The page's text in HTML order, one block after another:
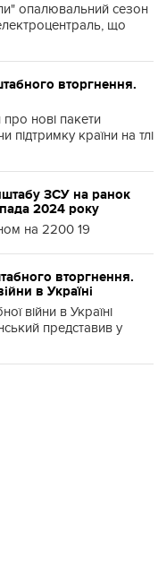
опалювальний сезон
що
вторгнення.
нові пакети
підтримку країни на тлі
ЗСУ на ранок
2024 року
на 2200 19
вторгнення.
в Україні
війни в Україні
представив у